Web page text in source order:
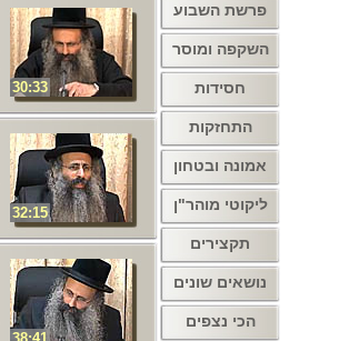
פרשת השבוע
השקפה ומוסר
חסידות
התחזקות
אמונה ובטחון
ליקוטי מוהר"ן
תקצירים
נושאים שונים
הכי נצפים
30:33
32:15